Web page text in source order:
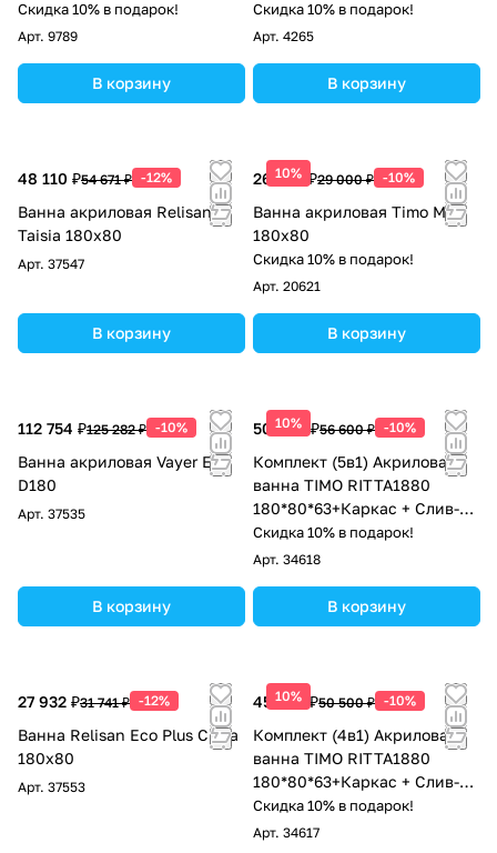
Скидка 10% в подарок!
Арт. 9789
В корзину
Скидка 10% в подарок!
Арт. 4265
В корзину
48 110 ₽54 671 ₽ -12%
Ванна акриловая Relisan
Taisia 180x80
Арт. 37547
В корзину
10%
26 100 ₽29 000 ₽ -10%
Ванна акриловая Timo Mika
180x80
Скидка 10% в подарок!
Арт. 20621
В корзину
112 754 ₽125 282 ₽ -10%
Ванна акриловая Vayer Eva
D180
Арт. 37535
В корзину
10%
50 940 ₽56 600 ₽ -10%
Комплект (5в1) Акриловая
ванна TIMO RITTA1880
180*80*63+Каркас + Слив-
перелив+Фронтальная
панель+Торцевая панель
Скидка 10% в подарок!
Арт. 34618
В корзину
27 932 ₽31 741 ₽ -12%
Ванна Relisan Eco Plus Сима
180х80
Арт. 37553
10%
45 450 ₽50 500 ₽ -10%
Комплект (4в1) Акриловая
ванна TIMO RITTA1880
180*80*63+Каркас + Слив-
перелив+Фронтальная
панель
Скидка 10% в подарок!
Арт. 34617